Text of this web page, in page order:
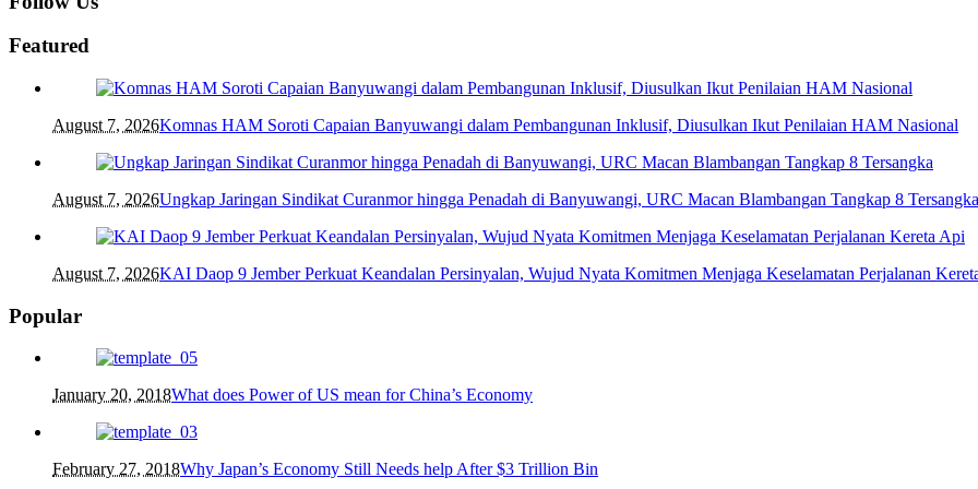
Featured
August 7, 2026Komnas HAM Soroti Capaian Banyuwangi dalam Pembangunan Inklusif, Diusulkan Ikut Penilaian HAM Nasional
August 7, 2026Ungkap Jaringan Sindikat Curanmor hingga Penadah di Banyuwangi, URC Macan Blambangan Tangkap 8 Tersangka
August 7, 2026KAI Daop 9 Jember Perkuat Keandalan Persinyalan, Wujud Nyata Komitmen Menjaga Keselamatan Perjalanan
Popular
January 20, 2018What does Power of US mean for China’s Economy
February 27, 2018Why Japan’s Economy Still Needs help After $3 Trillion Bin